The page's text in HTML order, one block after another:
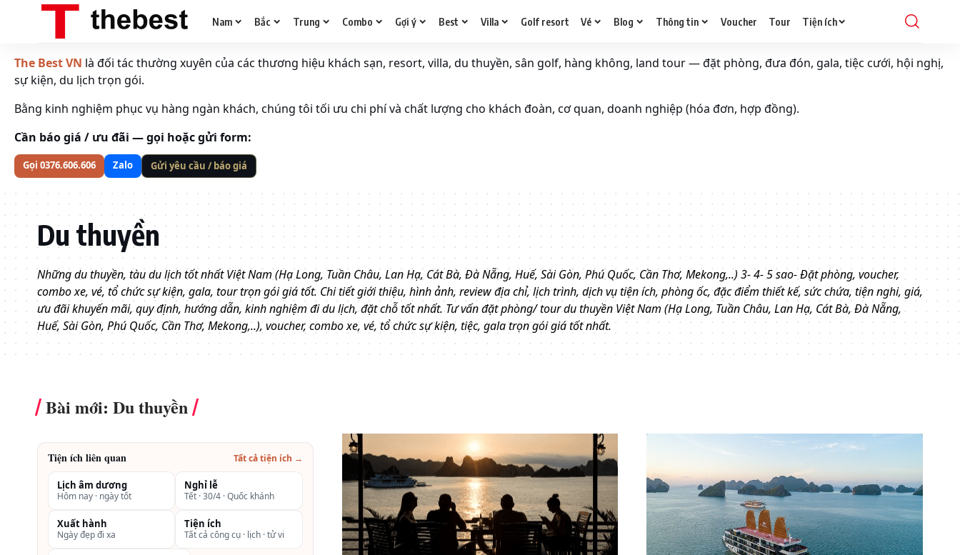
Nam Bắc Trung Combo Gợi ý Best Villa Golf resort Vé Blog Thông tin Voucher Tour Tiện ích
The Best VN là đối tác thường xuyên của các thương hiệu khách sạn, resort, villa, du thuyền, sân golf, hàng không, land tour — đặt phòng, đưa đón, gala, tiệc cưới, hội nghị,
sự kiện, du lịch trọn gói.
Bằng kinh nghiệm phục vụ hàng ngàn khách, chúng tôi tối ưu chi phí và chất lượng cho khách đoàn, cơ quan, doanh nghiệp (hóa đơn, hợp đồng).
Cần báo giá / ưu đãi — gọi hoặc gửi form:
Gọi 0376.606.606 Zalo Gửi yêu cầu / báo giá
Du thuyền
Những du thuyền, tàu du lịch tốt nhất Việt Nam (Hạ Long, Tuần Châu, Lan Hạ, Cát Bà, Đà Nẵng, Huế, Sài Gòn, Phú Quốc, Cần Thơ, Mekong,..) 3- 4- 5 sao- Đặt phòng, voucher,
combo xe, vé, tổ chức sự kiện, gala, tour trọn gói giá tốt. Chi tiết giới thiệu, hình ảnh, review địa chỉ, lịch trình, dịch vụ tiện ích, phòng ốc, đặc điểm thiết kế, sức chứa, tiện nghi, giá,
ưu đãi khuyến mãi, quy định, hướng dẫn, kinh nghiệm đi du lịch, đặt chỗ tốt nhất. Tư vấn đặt phòng/ tour du thuyền Việt Nam (Hạ Long, Tuần Châu, Lan Hạ, Cát Bà, Đà Nẵng,
Huế, Sài Gòn, Phú Quốc, Cần Thơ, Mekong,..), voucher, combo xe, vé, tổ chức sự kiện, tiệc, gala trọn gói giá tốt nhất.
Bài mới: Du thuyền
Tiện ích liên quan Tất cả tiện ích →
Lịch âm dương
Hôm nay · ngày tốt
Nghỉ lễ
Tết · 30/4 · Quốc khánh
Xuất hành
Ngày đẹp đi xa
Tiện ích
Tất cả công cụ · lịch · tử vi